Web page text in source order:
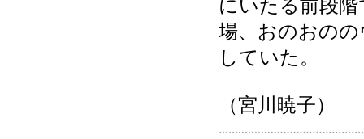
にいたる前段
場、おのおの
していた。
（宮川暁子）